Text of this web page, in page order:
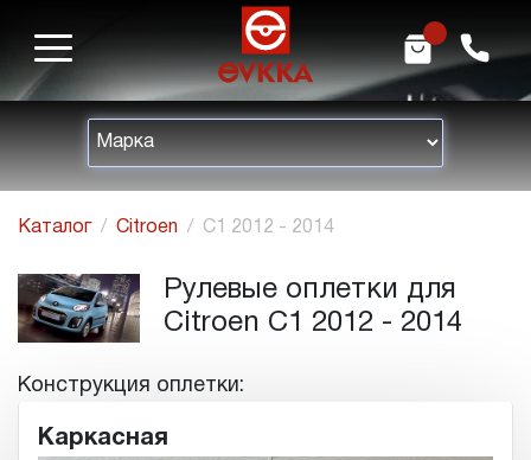
h m
Каталог Citroen C1 2012 - 2014
Рулевые оплетки для
Citroen C1 2012 - 2014
Конструкция оплетки:
Каркасная